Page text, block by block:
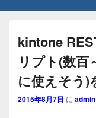
kintone
リプト(数百
に使えそう)
2015年8月7日 に admin